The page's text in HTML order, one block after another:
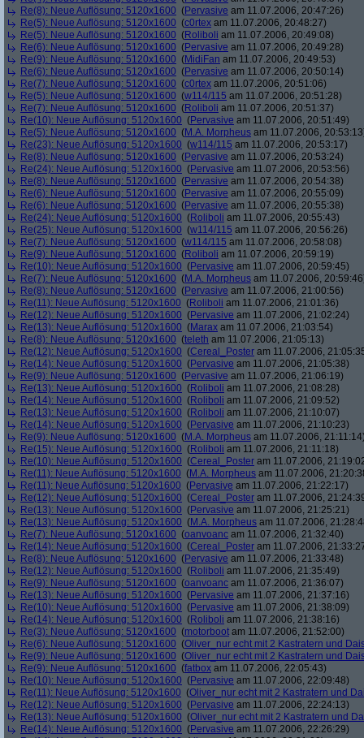
Re(8): Neue Auflösung: 5120x1600 (Pervasive am 11.07.2006, 20:47:26)
Re(5): Neue Auflösung: 5120x1600 (c0rtex am 11.07.2006, 20:48:27)
Re(5): Neue Auflösung: 5120x1600 (Roliboli am 11.07.2006, 20:49:08)
Re(6): Neue Auflösung: 5120x1600 (Pervasive am 11.07.2006, 20:49:28)
Re(9): Neue Auflösung: 5120x1600 (MidiFan am 11.07.2006, 20:49:53)
Re(6): Neue Auflösung: 5120x1600 (Pervasive am 11.07.2006, 20:50:14)
Re(7): Neue Auflösung: 5120x1600 (c0rtex am 11.07.2006, 20:51:06)
Re(5): Neue Auflösung: 5120x1600 (w114/115 am 11.07.2006, 20:51:28)
Re(7): Neue Auflösung: 5120x1600 (Roliboli am 11.07.2006, 20:51:37)
Re(10): Neue Auflösung: 5120x1600 (Pervasive am 11.07.2006, 20:51:49)
Re(5): Neue Auflösung: 5120x1600 (M.A. Morpheus am 11.07.2006,
Re(23): Neue Auflösung: 5120x1600 (w114/115 am 11.07.2006, 20:53:17)
Re(8): Neue Auflösung: 5120x1600 (Pervasive am 11.07.2006, 20:53:24)
Re(24): Neue Auflösung: 5120x1600 (Pervasive am 11.07.2006, 20:53:56)
Re(8): Neue Auflösung: 5120x1600 (Pervasive am 11.07.2006, 20:54:38)
Re(6): Neue Auflösung: 5120x1600 (Pervasive am 11.07.2006, 20:55:09)
Re(6): Neue Auflösung: 5120x1600 (Pervasive am 11.07.2006, 20:55:38)
Re(24): Neue Auflösung: 5120x1600 (Roliboli am 11.07.2006, 20:55:43)
Re(25): Neue Auflösung: 5120x1600 (w114/115 am 11.07.2006, 20:56:26)
Re(7): Neue Auflösung: 5120x1600 (w114/115 am 11.07.2006, 20:58:08)
Re(9): Neue Auflösung: 5120x1600 (Roliboli am 11.07.2006, 20:59:19)
Re(10): Neue Auflösung: 5120x1600 (Pervasive am 11.07.2006, 20:59:45)
Re(7): Neue Auflösung: 5120x1600 (M.A. Morpheus am 11.07.2006,
Re(8): Neue Auflösung: 5120x1600 (Pervasive am 11.07.2006, 21:00:56)
Re(11): Neue Auflösung: 5120x1600 (Roliboli am 11.07.2006, 21:01:36)
Re(12): Neue Auflösung: 5120x1600 (Pervasive am 11.07.2006, 21:02:24)
Re(13): Neue Auflösung: 5120x1600 (Marax am 11.07.2006, 21:03:54)
Re(8): Neue Auflösung: 5120x1600 (teleth am 11.07.2006, 21:05:13)
Re(12): Neue Auflösung: 5120x1600 (Cereal_Poster am 11.07.2006,
Re(14): Neue Auflösung: 5120x1600 (Pervasive am 11.07.2006, 21:05:38)
Re(9): Neue Auflösung: 5120x1600 (Pervasive am 11.07.2006, 21:06:19)
Re(13): Neue Auflösung: 5120x1600 (Roliboli am 11.07.2006, 21:08:28)
Re(14): Neue Auflösung: 5120x1600 (Roliboli am 11.07.2006, 21:09:52)
Re(13): Neue Auflösung: 5120x1600 (Roliboli am 11.07.2006, 21:10:07)
Re(14): Neue Auflösung: 5120x1600 (Pervasive am 11.07.2006, 21:10:23)
Re(9): Neue Auflösung: 5120x1600 (M.A. Morpheus am 11.07.2006,
Re(15): Neue Auflösung: 5120x1600 (Roliboli am 11.07.2006, 21:11:18)
Re(10): Neue Auflösung: 5120x1600 (Cereal_Poster am 11.07.2006,
Re(11): Neue Auflösung: 5120x1600 (M.A. Morpheus am 11.07.2006,
Re(11): Neue Auflösung: 5120x1600 (Pervasive am 11.07.2006, 21:22:17)
Re(12): Neue Auflösung: 5120x1600 (Cereal_Poster am 11.07.2006,
Re(13): Neue Auflösung: 5120x1600 (Pervasive am 11.07.2006, 21:25:21)
Re(13): Neue Auflösung: 5120x1600 (M.A. Morpheus am 11.07.2006,
Re(7): Neue Auflösung: 5120x1600 (oanvoanc am 11.07.2006, 21:32:40)
Re(14): Neue Auflösung: 5120x1600 (Cereal_Poster am 11.07.2006,
Re(8): Neue Auflösung: 5120x1600 (Pervasive am 11.07.2006, 21:33:48)
Re(12): Neue Auflösung: 5120x1600 (Roliboli am 11.07.2006, 21:35:49)
Re(9): Neue Auflösung: 5120x1600 (oanvoanc am 11.07.2006, 21:36:07)
Re(13): Neue Auflösung: 5120x1600 (Pervasive am 11.07.2006, 21:37:16)
Re(10): Neue Auflösung: 5120x1600 (Pervasive am 11.07.2006, 21:38:09)
Re(14): Neue Auflösung: 5120x1600 (Roliboli am 11.07.2006, 21:38:16)
Re(3): Neue Auflösung: 5120x1600 (motorboot am 11.07.2006, 21:52:00)
Re(6): Neue Auflösung: 5120x1600 (Oliver_nur echt mit 2 Kastratern und
Re(9): Neue Auflösung: 5120x1600 (Oliver_nur echt mit 2 Kastratern und
Re(9): Neue Auflösung: 5120x1600 (fatbox am 11.07.2006, 22:05:43)
Re(10): Neue Auflösung: 5120x1600 (Pervasive am 11.07.2006, 22:09:48)
Re(11): Neue Auflösung: 5120x1600 (Oliver_nur echt mit 2 Kastratern und
Re(12): Neue Auflösung: 5120x1600 (Pervasive am 11.07.2006, 22:24:13)
Re(13): Neue Auflösung: 5120x1600 (Oliver_nur echt mit 2 Kastratern und
Re(14): Neue Auflösung: 5120x1600 (Pervasive am 11.07.2006, 22:26:29)